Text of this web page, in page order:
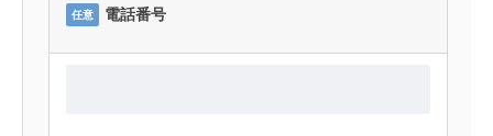
任意 電話番号